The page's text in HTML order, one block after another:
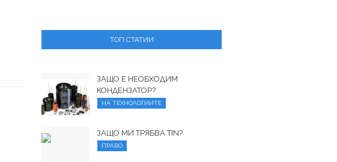
ТОП СТАТИИ
ЗАЩО Е НЕОБХОДИМ
КОНДЕНЗАТОР?
НА ТЕХНОЛОГИИТЕ
ЗАЩО МИ ТРЯБВА TIN?
ПРАВО